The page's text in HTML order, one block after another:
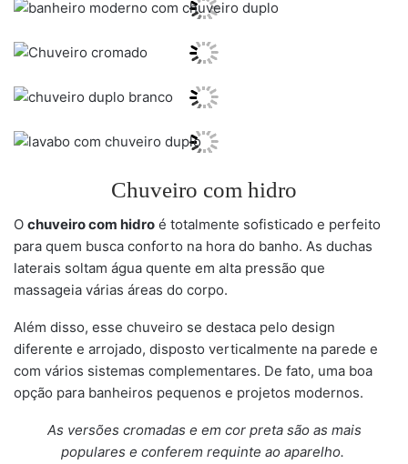
Chuveiro com hidro
O chuveiro com hidro é totalmente sofisticado e perfeito
para quem busca conforto na hora do banho. As duchas
laterais soltam água quente em alta pressão que
massageia várias áreas do corpo.
Além disso, esse chuveiro se destaca pelo design
diferente e arrojado, disposto verticalmente na parede e
com vários sistemas complementares. De fato, uma boa
opção para banheiros pequenos e projetos modernos.
As versões cromadas e em cor preta são as mais
populares e conferem requinte ao aparelho.